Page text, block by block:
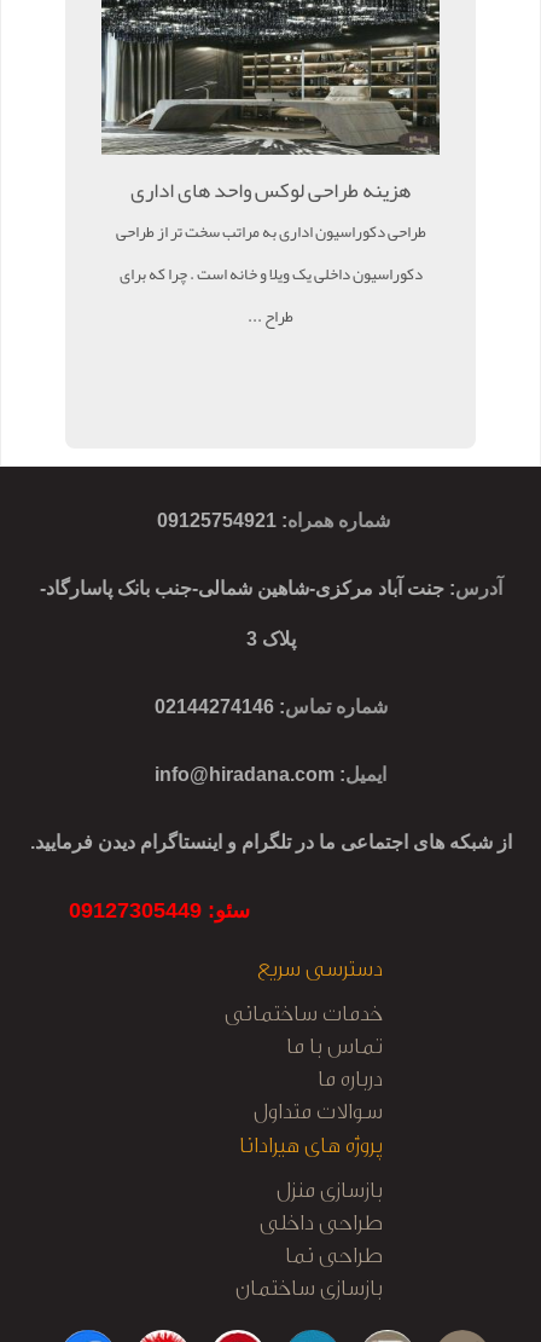
هزینه طراحی لوکس واحد های اداری
طراحی دکوراسیون اداری به مراتب سخت تر از طراحی
دکوراسیون داخلی یک ویلا و خانه است . چرا که برای
طراح ...
شماره همراه:
09125754921
آدرس: جنت آباد مرکزی-شاهین شمالی-جنب بانک پاسارگاد-
پلاک 3
شماره تماس: 02144274146
ایمیل:
info@hiradana.com
از شبکه های اجتماعی ما در تلگرام و اینستاگرام دیدن فرمایید.
سئو: 09127305449
دسترسی سریع
خدمات ساختمانی
تماس با ما
درباره ما
سوالات متداول
پروژه های هیرادانا
بازسازی منزل
طراحی داخلی
طراحی نما
بازسازی ساختمان
کابینت آشپزخانه